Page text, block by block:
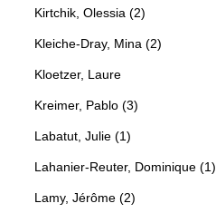
Kirtchik, Olessia (2)
Kleiche-Dray, Mina (2)
Kloetzer, Laure
Kreimer, Pablo (3)
Labatut, Julie (1)
Lahanier-Reuter, Dominique (1)
Lamy, Jérôme (2)